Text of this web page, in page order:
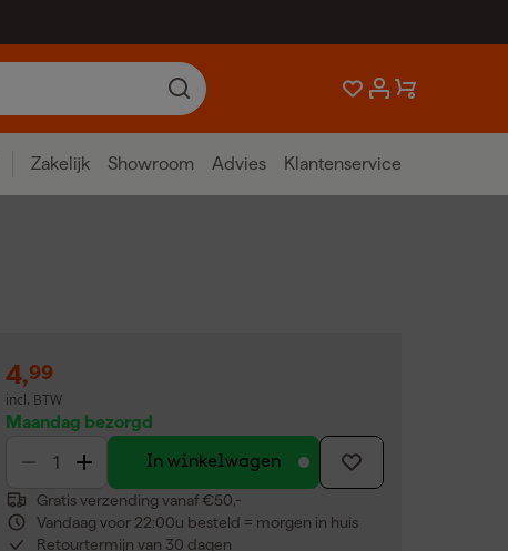
Zakelijk Showroom Advies Klantenservice
4,99
incl. BTW
Maandag bezorgd
In winkelwagen
Gratis verzending vanaf €50,-
Vandaag voor 22:00u besteld = morgen in huis
Retourtermijn van 30 dagen